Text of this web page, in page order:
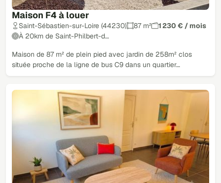
Maison F4 à louer
Saint-Sébastien-sur-Loire (44230) 87 m²
1 230 € / mois
À 20km de Saint-Philbert-d…
Maison de 87 m² de plein pied avec jardin de 258m² clos
située proche de la ligne de bus C9 dans un quartier…